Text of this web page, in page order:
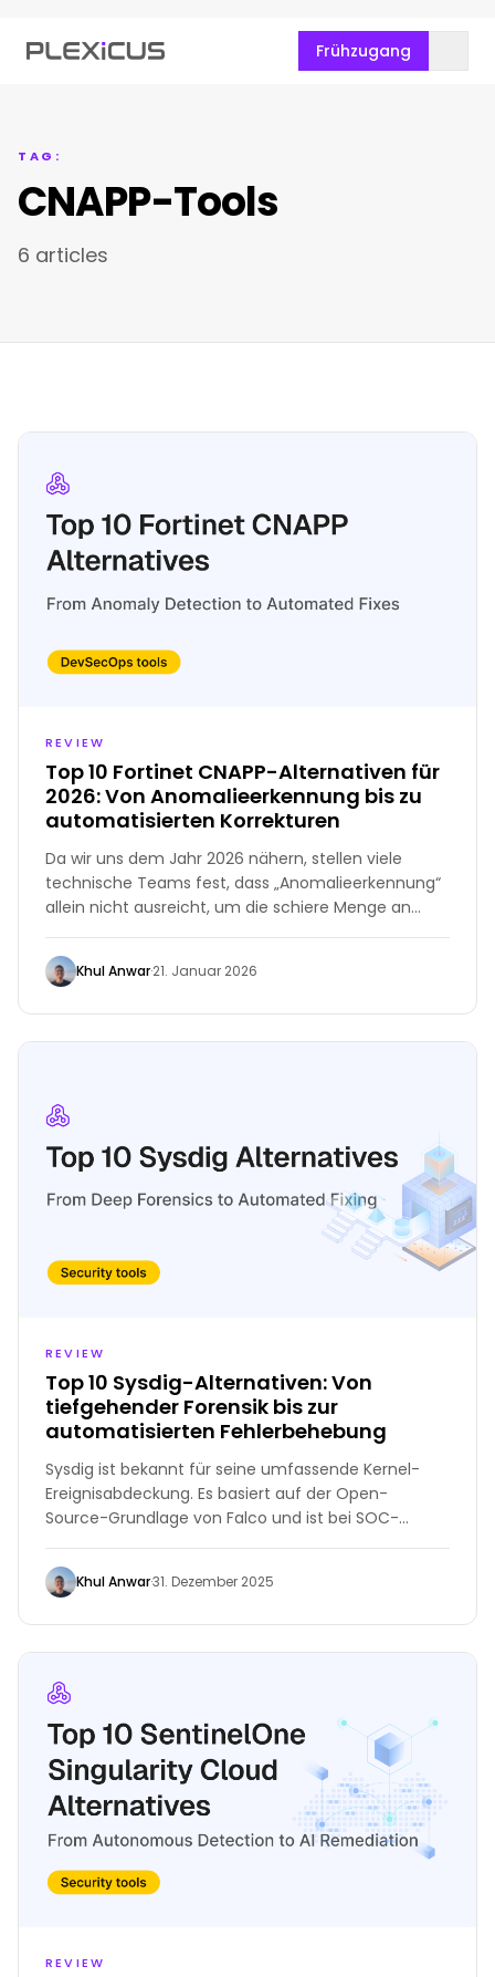
Frühzugang
TAG:
CNAPP-Tools
6 articles
REVIEW
Top 10 Fortinet CNAPP-Alternativen für
2026: Von Anomalieerkennung bis zu
automatisierten Korrekturen
Da wir uns dem Jahr 2026 nähern, stellen viele
technische Teams fest, dass „Anomalieerkennung“
allein nicht ausreicht, um die schiere Menge an
produziertem Code zu bewältigen
Khul Anwar·21. Januar 2026
REVIEW
Top 10 Sysdig-Alternativen: Von
tiefgehender Forensik bis zur
automatisierten Fehlerbehebung
Sysdig ist bekannt für seine umfassende Kernel-
Ereignisabdeckung. Es basiert auf der Open-
Source-Grundlage von Falco und ist bei SOC-
Kernel oder Kubernetes-Pods benötigen.
Khul Anwar·31. Dezember 2025
REVIEW